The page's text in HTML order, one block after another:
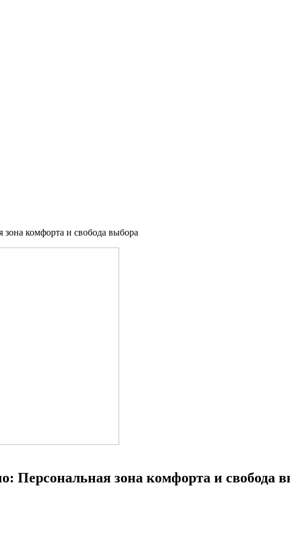
комфорта и свобода выбора
Персональная зона комфорта и свобода